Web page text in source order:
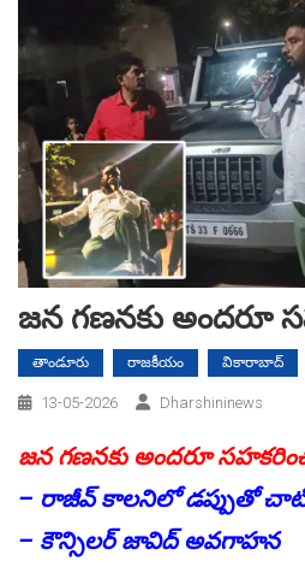
జన గణనకు అందరూ
తాండూరు రాజకీయం వికారాబాద్
13-05-2026 Dharshininews
జన గణనకు అందరూ
– రాజీవ్ కాలనిలో డప్పుతో
– కౌన్సిలర్ జావిద్ అవగాహన